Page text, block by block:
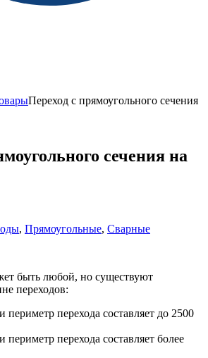
Переход с прямоугольного сечения
сечения на
, Прямоугольные, Сварные
быть любой, но существуют
переходов:
периметр перехода составляет до 2500
периметр перехода составляет более